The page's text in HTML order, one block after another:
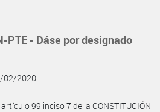
PTE - Dáse por designado
02/2020
artículo 99 inciso 7 de la CONSTITUCIÓN